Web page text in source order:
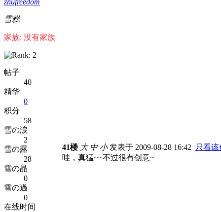
雪糕
家族: 没有家族
帖子
40
精华
0
积分
58
雪の涙
2
雪の露
28
雪の晶
0
雪の過
0
在线时间
41楼 大 中 小发表于 2009-08-28 16:42
只看该
哇，真猛~~不过很有创意~